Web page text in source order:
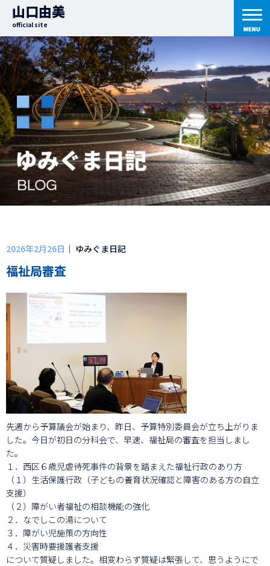
山口由美
official site
2026年2月26日 ｜ ゆみぐま日記
福祉局審査
先週から予算議会が始まり、昨日、予算特別委員会が立ち上がりま
した。今日が初日の分科会で、早速、福祉局の審査を担当しまし
た。
１．西区６歳児虐待死事件の背景を踏まえた福祉行政のあり方
（１）生活保護行政（子どもの養育状況確認と障害のある方の自立
支援）
（２）障がい者福祉の相談機能の強化
２．なでしこの湯について
３．障がい児施策の方向性
４．災害時要援護者支援
について質疑しました。相変わらず質疑は緊張して、思うようにで